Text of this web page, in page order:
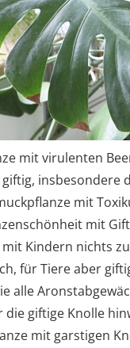
mit virulenten
insbesondere
mit
mit
Kindern nichts
für Tiere aber
alle
giftige Knolle
mit garstigen